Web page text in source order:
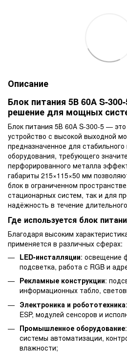
Описание
Блок питания 5В 60А S-
решение для мощных
Блок питания 5В 60А S-300-5 —
устройство с высокой выходной
предназначенное для
оборудования, требующего
перфорированного металла
габариты 215×115×50 мм
блок в ограниченном
стационарных систем, так и для
надёжность в течение
Где используется блок
Благодаря высоким
применяется в различных сферах:
LED-инсталляции: освещение
подсветка, работа с RGB и
Рекламные конструкции:
информационных табло,
Электроника и робототехника
ESP, модулей сенсоров и
Промышленное оборудование
системы автоматизации,
влажности;